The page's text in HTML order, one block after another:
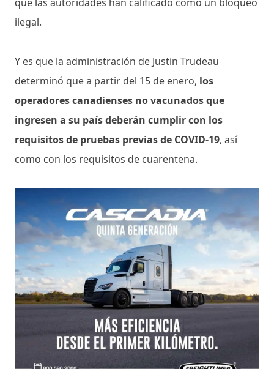
ilegal.
Y es que la administración de Justin Trudeau
determinó que a partir del 15 de enero, los
operadores canadienses no vacunados que
ingresen a su país deberán cumplir con los
requisitos de pruebas previas de COVID-19, así
como con los requisitos de cuarentena.